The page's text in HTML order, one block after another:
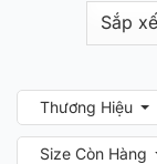
Thương Hiệu
Size Còn Hàng